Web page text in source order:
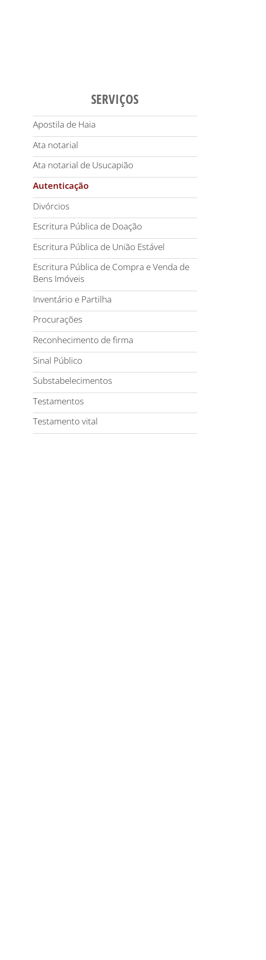
SERVIÇOS
Apostila de Haia
Ata notarial
Ata notarial de Usucapião
Autenticação
Divórcios
Escritura Pública de Doação
Escritura Pública de União Estável
Escritura Pública de Compra e Venda de
Bens Imóveis
Inventário e Partilha
Procurações
Reconhecimento de firma
Sinal Público
Substabelecimentos
Testamentos
Testamento vital